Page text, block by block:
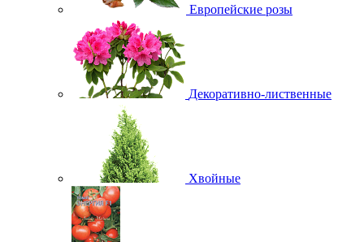
Европейские розы
Декоративно-лиственные
Хвойные